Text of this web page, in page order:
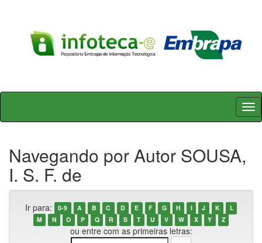
Skip
Navegando por Autor SOUSA,
I. S. F. de
Ir para: 0-9 A B C D E F G H I J K
L
M
N O P Q R S T U V W X Y Z
ou entre com as primeiras letras: